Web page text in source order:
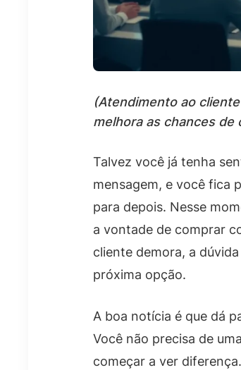
(Atendimento ao
melhora as chances de
Talvez você já tenha
mensagem, e você fica
para depois. Nesse
a vontade de comprar
cliente demora, a
próxima opção.
A boa notícia é que dá
Você não precisa de
começar a ver